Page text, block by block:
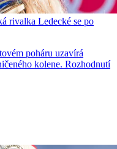
rivalka Ledecké se po
poháru uzavírá
kolene. Rozhodnutí